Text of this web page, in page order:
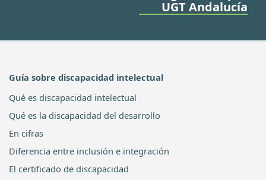
UGT Andalucía
Guía sobre discapacidad intelectual
Qué es discapacidad intelectual
Qué es la discapacidad del desarrollo
En cifras
Diferencia entre inclusión e integración
El certificado de discapacidad